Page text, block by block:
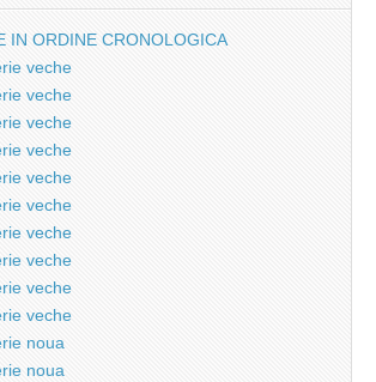
IN ORDINE CRONOLOGICA
veche
veche
veche
veche
veche
veche
veche
veche
veche
veche
noua
noua